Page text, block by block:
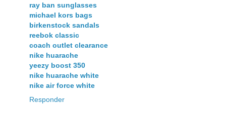
ray ban sunglasses
michael kors bags
birkenstock sandals
reebok classic
coach outlet clearance
nike huarache
yeezy boost 350
nike huarache white
nike air force white
Responder